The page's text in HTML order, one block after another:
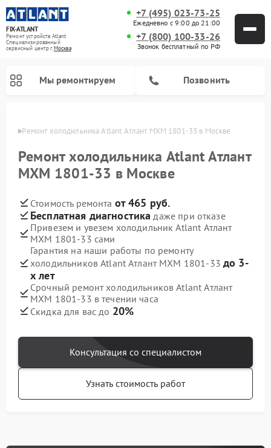
FIX-ATLANT
Ремонт устройств Atlant
Специализированный
cервисный центр г.Москва
+7 (495) 023-73-25
Ежедневно с 9:00 до 21:00
+7 (800) 100-33-26
Звонок бесплатный по РФ
Мы ремонтируем Позвонить
Ремонт холодильника Atlant Атлант МХМ 1801-33 в Москве
Ремонт холодильника Atlant Атлант
МХМ 1801-33 в Москве
Стоимость ремонта от 465 руб.
Бесплатная диагностика даже при отказе
Привезем и увезем холодильник Atlant Атлант
МХМ 1801-33 сами
Гарантия на наши работы по ремонту
холодильников Atlant Атлант МХМ 1801-33 до 3-
х лет
Срочный ремонт холодильников Atlant Атлант
МХМ 1801-33 в течении часа
Скидка для вас до 20%
Консультация со специалистом
Узнать стоимость работ